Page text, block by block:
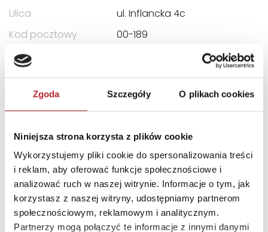
Zgoda Szczegóły O plikach cookies
Niniejsza strona korzysta z plików cookie
Wykorzystujemy pliki cookie do spersonalizowania treści
i reklam, aby oferować funkcje społecznościowe i
analizować ruch w naszej witrynie. Informacje o tym, jak
korzystasz z naszej witryny, udostępniamy partnerom
społecznościowym, reklamowym i analitycznym.
Partnerzy mogą połączyć te informacje z innymi danymi
Ulica
ul. Inflancka 4c
Kod pocztowy
00-189
Miasto
E-mail
ksk@egmont.pl
INNI KLIENCI KUPOWALI